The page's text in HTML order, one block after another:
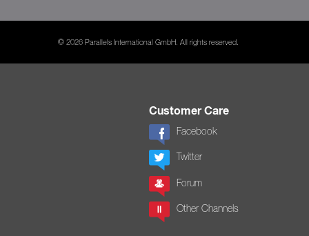
© 2026 Parallels International GmbH. All rights reserved.
Customer Care
Facebook
Twitter
Forum
Other Channels